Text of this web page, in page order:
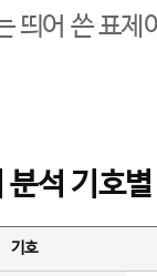
띄어 쓴 표
분석 기호
기호